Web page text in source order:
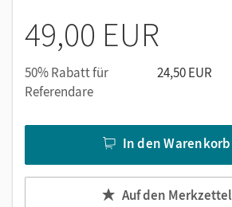
49,00 EUR
50% Rabatt für
Referendare
24,50 EUR
In den Warenkorb
Auf den Merkzettel